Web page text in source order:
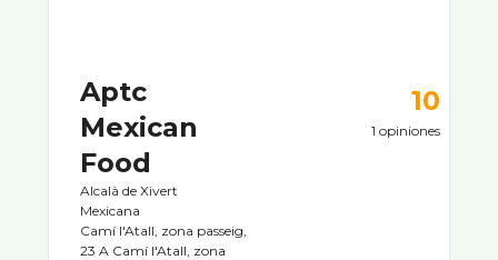
Aptc
Mexican
Food
Alcalà de Xivert
Mexicana
Camí l'Atall, zona passeig,
23 A Camí l'Atall, zona
10
1 opiniones